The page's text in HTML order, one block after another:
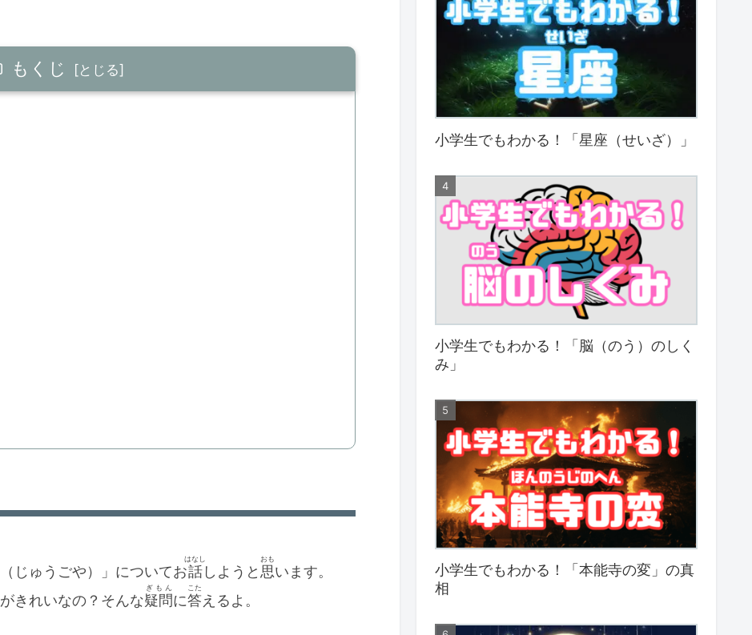
もくじ
（じゅうごや）」についてお話
はなし
しようと 思
おも
います。
がきれいなの？そんな疑問
ぎもん
に答
こた
えるよ。
小学生でもわかる！「星座（せいざ）」
小学生でもわかる！「脳（のう）のしく
み」
小学生でもわかる！「本能寺の変」の真
相